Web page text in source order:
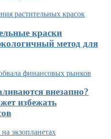
краски
метод для
внезапно?
избежать